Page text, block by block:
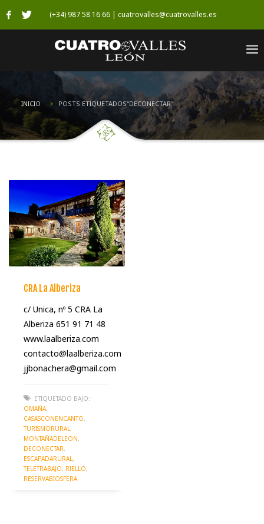
(+34) 987 58 16 66 | cuatrovalles@cuatrovalles.es
INICIO POSTS ETIQUETADOS"DECONECTAR"
CRA La Alberiza
c/ Unica, nº 5 CRA La
Alberiza 651 91 71 48
www.laalberiza.com
contacto@laalberiza.com
jjbonachera@gmail.com
ETIQUETADO BAJO:
OMAÑA,
CASASCONENCANTO,
TURISMORURAL,
MONTAÑADELEON,
DECONECTAR,
ESCAPADARURAL,
TELETRABAJO, RIELLO,
RESERVABIOSFERA